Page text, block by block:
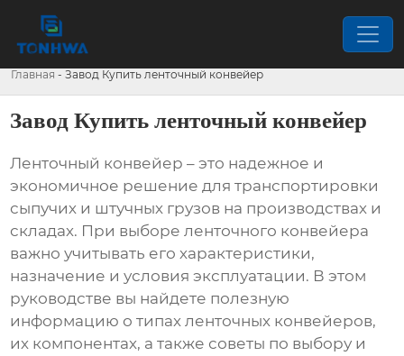
Главная - Завод Купить ленточный конвейер
Завод Купить ленточный конвейер
Ленточный конвейер – это надежное и
экономичное решение для транспортировки
сыпучих и штучных грузов на производствах и
складах. При выбореленточного конвейера
важно учитывать его характеристики,
назначение и условия эксплуатации. В этом
руководстве вы найдете полезную
информацию о типахленточных конвейеров,
их компонентах, а также советы по выбору и